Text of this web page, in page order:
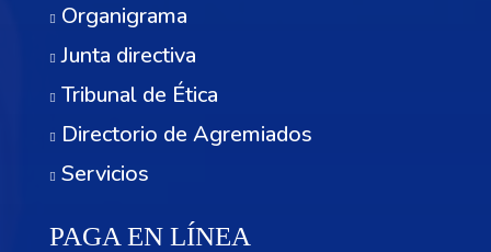
Organigrama
Junta directiva
Tribunal de Ética
Directorio de Agremiados
Servicios
PAGA EN LÍNEA